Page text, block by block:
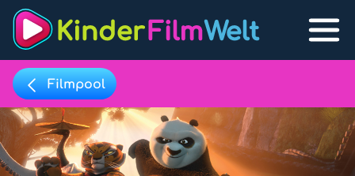
Filmpool Lexikon
Filmpool